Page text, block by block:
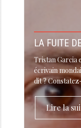
LA FUITE
Tristan Garcia
écrivain
dit ?
Lire la